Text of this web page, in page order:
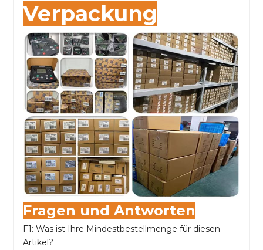
Verpackung
Fragen und Antworten
F1: Was ist Ihre Mindestbestellmenge für diesen
Artikel?